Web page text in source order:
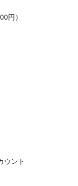
円）
ウント